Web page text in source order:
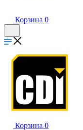
Корзина 0
Корзина 0